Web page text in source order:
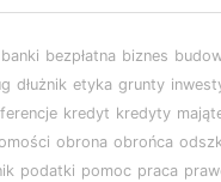
banki bezpłatna biznes
dłużnik etyka grunty
kredyt kredyty
obrona obrońca
podatki pomoc praca